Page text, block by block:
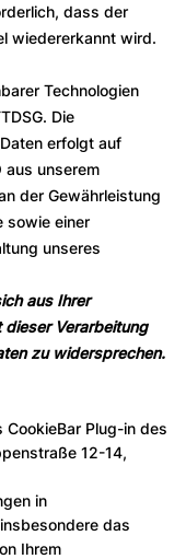
dass der
wiedererkannt wird.
Technologien
Die
erfolgt auf
aus unserem
der Gewährleistung
sowie einer
unseres
aus Ihrer
Verarbeitung
zu widersprechen.
Plug-in des
12-14,
in
das
Ihrem